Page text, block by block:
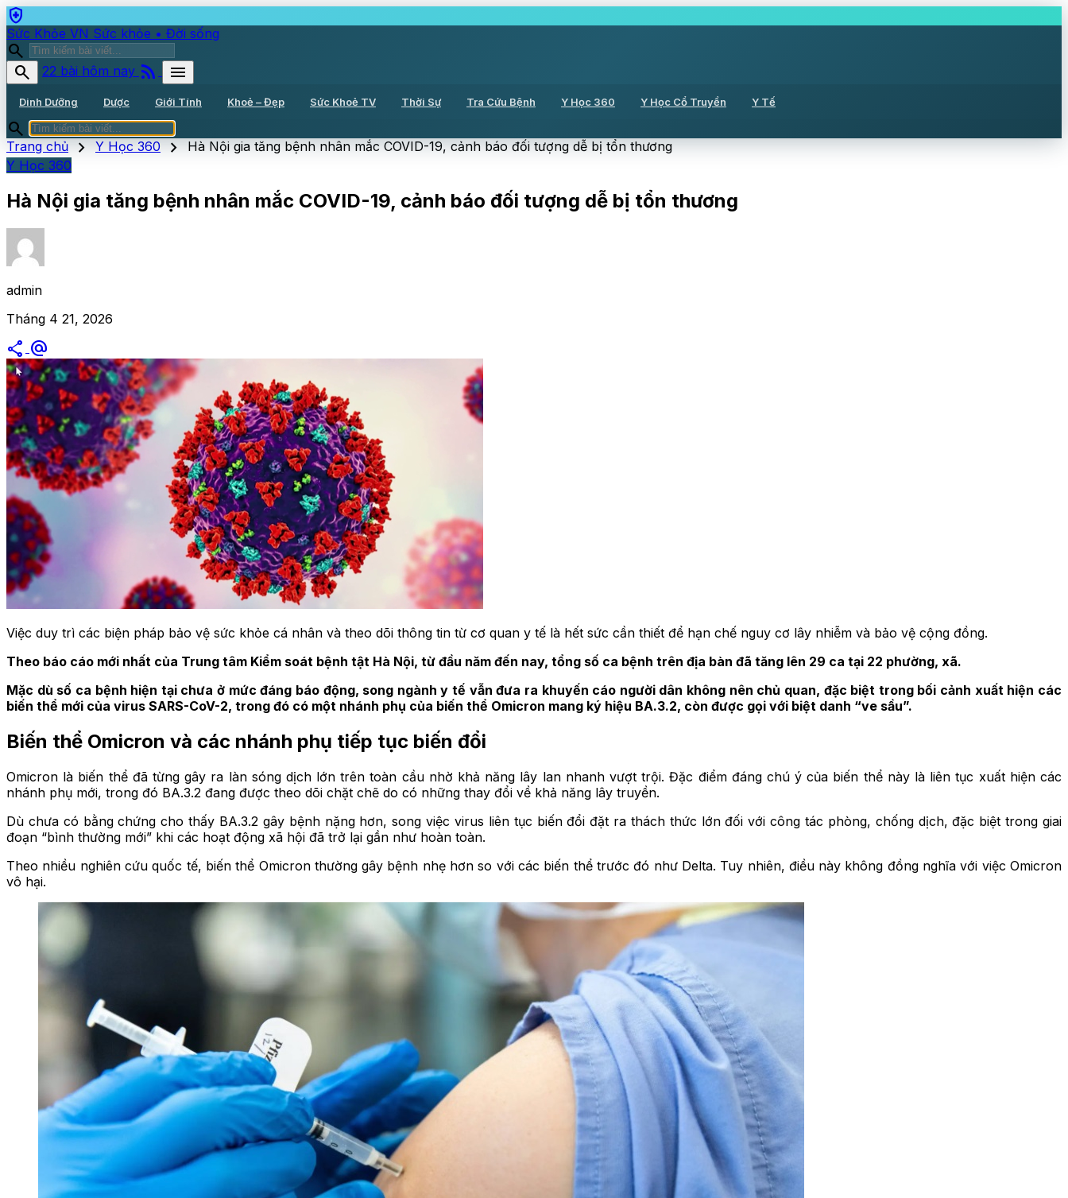
health_and_safety
Sức Khỏe VN Sức khỏe • Đời sống
search
search
22 bài hôm nay rss_feed menu
Dinh Dưỡng Dược Giới Tính Khoẻ – Đẹp Sức Khoẻ TV Thời Sự Tra Cứu Bệnh Y Học 360 Y Học Cổ Truyền Y Tế
search
Trang chủ chevron_right Y Học 360 chevron_right Hà Nội gia tăng bệnh nhân mắc COVID-19, cảnh báo đối tượng dễ bị tổn thương
Y Học 360
Hà Nội gia tăng bệnh nhân mắc COVID-19, cảnh báo đối tượng dễ bị tổn thương
admin
Tháng 4 21, 2026
share alternate_email
Việc duy trì các biện pháp bảo vệ sức khỏe cá nhân và theo dõi thông tin từ cơ quan y tế là hết sức cần thiết để hạn chế nguy cơ lây nhiễm và bảo vệ cộng đồng.
Theo báo cáo mới nhất của Trung tâm Kiểm soát bệnh tật Hà Nội, từ đầu năm đến nay, tổng số ca bệnh trên địa bàn đã tăng lên 29 ca tại 22 phường, xã.
Mặc dù số ca bệnh hiện tại chưa ở mức đáng báo động, song ngành y tế vẫn đưa ra khuyến cáo người dân không nên chủ quan, đặc biệt trong bối cảnh xuất hiện các
biến thể mới của virus SARS-CoV-2, trong đó có một nhánh phụ của biến thể Omicron mang ký hiệu BA.3.2, còn được gọi với biệt danh “ve sầu”.
Biến thể Omicron và các nhánh phụ tiếp tục biến đổi
Omicron là biến thể đã từng gây ra làn sóng dịch lớn trên toàn cầu nhờ khả năng lây lan nhanh vượt trội. Đặc điểm đáng chú ý của biến thể này là liên tục xuất hiện các
nhánh phụ mới, trong đó BA.3.2 đang được theo dõi chặt chẽ do có những thay đổi về khả năng lây truyền.
Dù chưa có bằng chứng cho thấy BA.3.2 gây bệnh nặng hơn, song việc virus liên tục biến đổi đặt ra thách thức lớn đối với công tác phòng, chống dịch, đặc biệt trong giai
đoạn “bình thường mới” khi các hoạt động xã hội đã trở lại gần như hoàn toàn.
Theo nhiều nghiên cứu quốc tế, biến thể Omicron thường gây bệnh nhẹ hơn so với các biến thể trước đó như Delta. Tuy nhiên, điều này không đồng nghĩa với việc Omicron
vô hại.